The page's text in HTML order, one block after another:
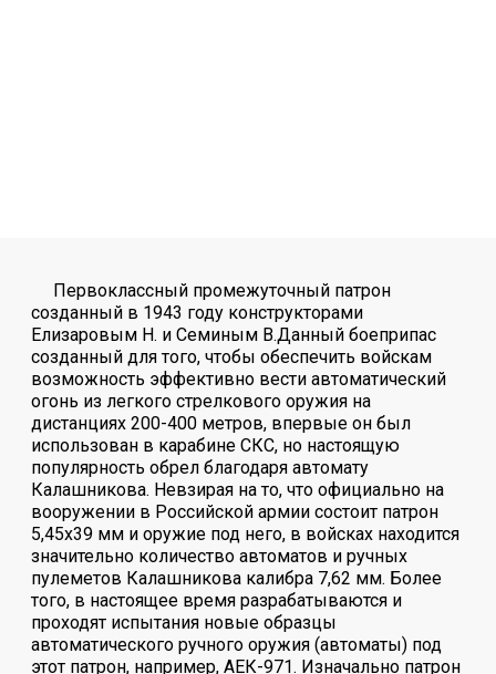
Первоклассный промежуточный патрон
созданный в 1943 году конструкторами
Елизаровым Н. и Семиным В.Данный боеприпас
созданный для того, чтобы обеспечить войскам
возможность эффективно вести автоматический
огонь из легкого стрелкового оружия на
дистанциях 200-400 метров, впервые он был
использован в карабине СКС, но настоящую
популярность обрел благодаря автомату
Калашникова. Невзирая на то, что официально на
вооружении в Российской армии состоит патрон
5,45х39 мм и оружие под него, в войсках находится
значительно количество автоматов и ручных
пулеметов Калашникова калибра 7,62 мм. Более
того, в настоящее время разрабатываются и
проходят испытания новые образцы
автоматического ручного оружия (автоматы) под
этот патрон, например, АЕК-971. Изначально патрон